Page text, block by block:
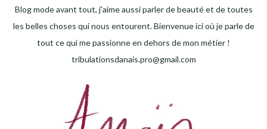
Blog mode avant tout, j'aime aussi parler de beauté et de toutes
les belles choses qui nous entourent. Bienvenue ici où je parle de
tout ce qui me passionne en dehors de mon métier !
tribulationsdanais.pro@gmail.com